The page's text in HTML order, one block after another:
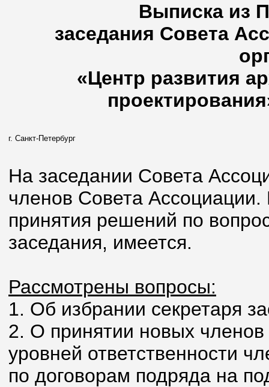
Выписка из
заседания Совета
«Центр развития
г. Санкт-Петербург
На заседании Совета
членов Совета
принятия решений по
заседания, имеется.
Рассмотрены вопросы:
1. Об избрании секретаря
2. О принятии новых
уровней ответственности
по договорам подряда на